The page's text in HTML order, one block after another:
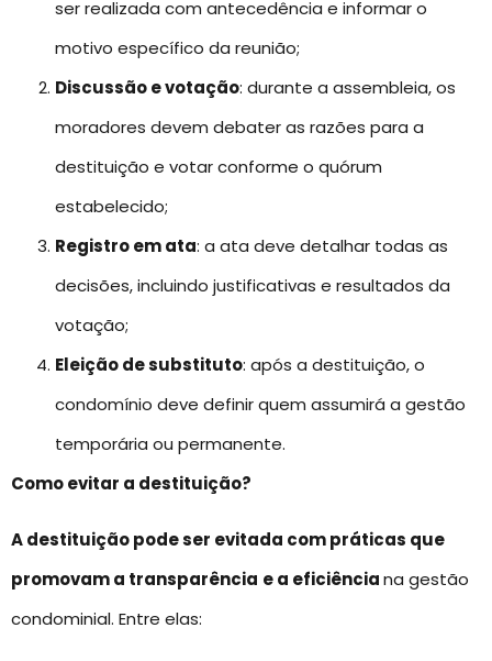
ser realizada com antecedência e informar o
motivo específico da reunião;
Discussão e votação: durante a assembleia, os
moradores devem debater as razões para a
destituição e votar conforme o quórum
estabelecido;
Registro em ata: a ata deve detalhar todas as
decisões, incluindo justificativas e resultados da
votação;
Eleição de substituto: após a destituição, o
condomínio deve definir quem assumirá a gestão
temporária ou permanente.
Como evitar a destituição?
A destituição pode ser evitada com práticas que
promovam a transparência e a eficiênciana gestão
condominial. Entre elas: